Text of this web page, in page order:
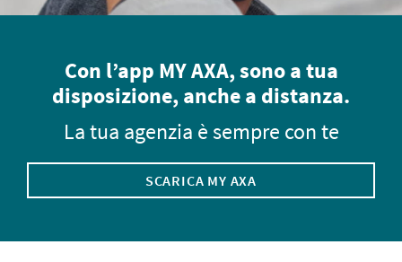
Con l’app MY AXA, sono a tua
disposizione, anche a distanza.
La tua agenzia è sempre con te
SCARICA MY AXA